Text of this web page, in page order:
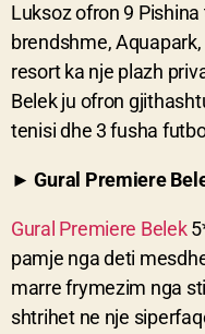
Luksoz ofron 9
brendshme,
resort ka nje plazh
Belek ju ofron
tenisi dhe 3 fusha
► Gural Premiere
Gural Premiere Belek
pamje nga deti
marre frymezim nga
shtrihet ne nje